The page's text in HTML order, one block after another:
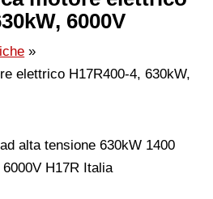
6000V
elettrico H17R400-4, 630kW,